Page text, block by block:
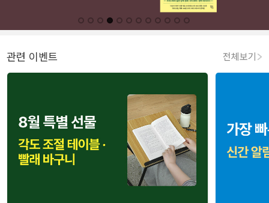
관련 이벤트 전체보기